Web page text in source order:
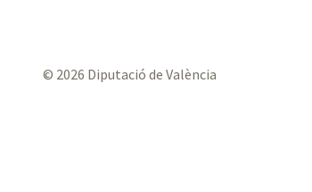
© 2026 Diputació de València